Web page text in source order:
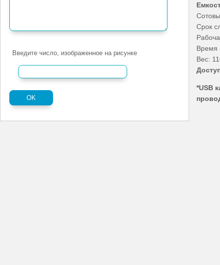
Введите число, изображенное на рисунке
Срок
Время
Вес:
*USB